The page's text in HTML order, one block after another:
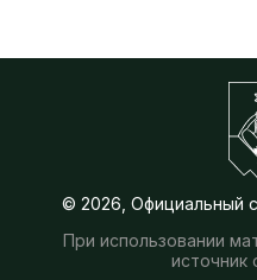
© 2026, Официальный
При использовании
источник